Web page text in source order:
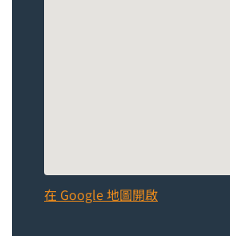
在 Google 地圖開啟